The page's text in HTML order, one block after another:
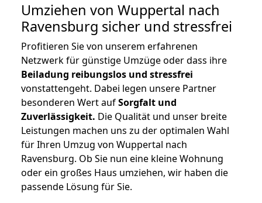
Umziehen von Wuppertal nach
Ravensburg sicher und stressfrei
Profitieren Sie von unserem erfahrenen
Netzwerk für günstige Umzüge oder dass ihre
Beiladung reibungslos und stressfrei
vonstattengeht. Dabei legen unsere Partner
besonderen Wert aufSorgfalt und
Zuverlässigkeit. Die Qualität und unser breite
Leistungen machen uns zu der optimalen Wahl
für Ihren Umzug von Wuppertal nach
Ravensburg. Ob Sie nun eine kleine Wohnung
oder ein großes Haus umziehen, wir haben die
passende Lösung für Sie.